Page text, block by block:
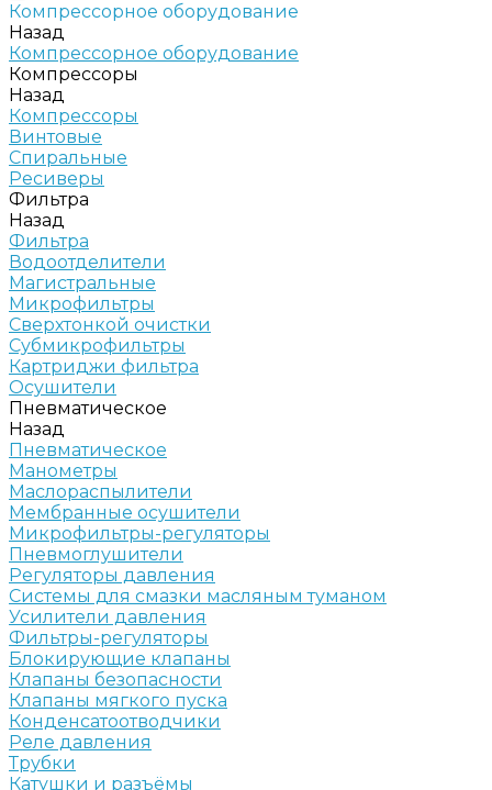
Компрессорное оборудование
Назад
Компрессорное оборудование
Компрессоры
Назад
Компрессоры
Винтовые
Спиральные
Ресиверы
Фильтра
Назад
Фильтра
Водоотделители
Магистральные
Микрофильтры
Сверхтонкой очистки
Субмикрофильтры
Картриджи фильтра
Осушители
Пневматическое
Назад
Пневматическое
Манометры
Маслораспылители
Мембранные осушители
Микрофильтры-регуляторы
Пневмоглушители
Регуляторы давления
Системы для смазки масляным туманом
Усилители давления
Фильтры-регуляторы
Блокирующие клапаны
Клапаны безопасности
Клапаны мягкого пуска
Конденсатоотводчики
Реле давления
Трубки
Катушки и разъёмы